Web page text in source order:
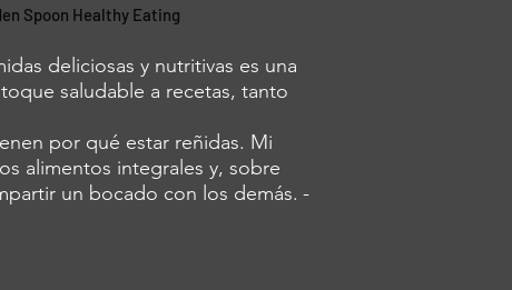
Spoon Healthy Eating
deliciosas y nutritivas es una
saludable a recetas, tanto
por qué estar reñidas. Mi
alimentos integrales y, sobre
un bocado con los demás. -